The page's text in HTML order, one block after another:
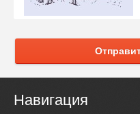
Навигация